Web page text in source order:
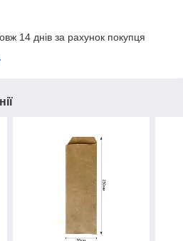
14 днів за рахунок покупця